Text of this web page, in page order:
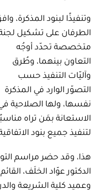
وتنفيذًا لبنود المذكرة،
الطرفان على تشكيل
متخصصة تحدّد أوجُه
التعاون بينهما، وطُرق
وآليّات التنفيذ حسب
التصوّر الوارد في المذكرة
نفسها، ولها الصلاحية
الاستعانة بمَن تراه
لتنفيذ جميع بنود
هذا، وقد حضر مراسم
الدكتور عوّاد الخلَف،
وعميد كلية الشريعة